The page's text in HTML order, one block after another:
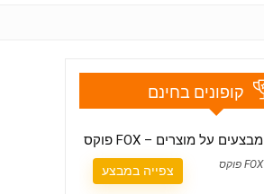
קופונים בחינם
מבצעים על מוצרים – FOX פוקס
FOX פוקס צפייה במבצע